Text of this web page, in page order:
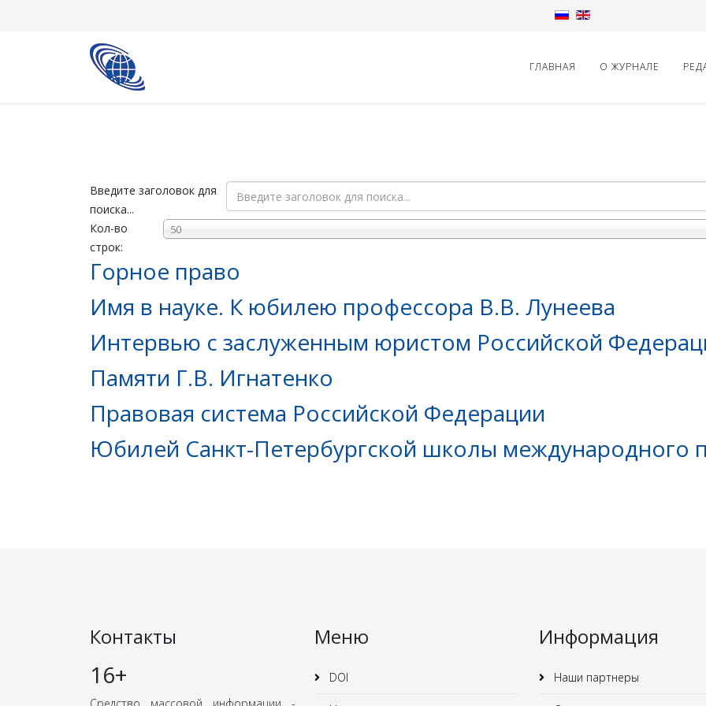
ГЛАВНАЯ О ЖУРНАЛЕ
Введите заголовок для
поиска...
Кол-во
строк:
50
Горное право
Имя в науке. К юбилею профессора В.В. Лунеева
Интервью с заслуженным юристом Российской
Памяти Г.В. Игнатенко
Правовая система Российской Федерации
Юбилей Санкт-Петербургской школы международного
Контакты
16+
Меню
DOI
Информация
Наши партнеры